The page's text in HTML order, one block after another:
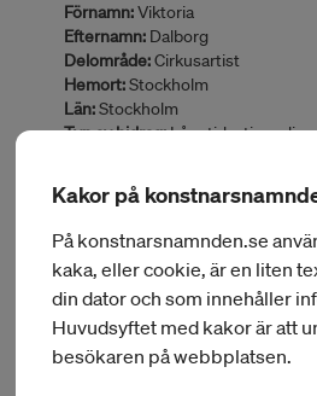
Förnamn:Viktoria
Efternamn: Dalborg
Delområde:Cirkusartist
Hemort:Stockholm
Län:Stockholm
Typ av bidrag:
144 900 kr
Ärendenr:
KN 2022/493
Förnamn:Bambam Meliki
Efternamn:Frost
Delområde:Dansare/koreograf
Kakor på
På konstnarsnamnden.se
kaka, eller cookie, är en liten
din dator och som innehåller
Huvudsyftet med kakor är att
besökaren på webbplatsen.